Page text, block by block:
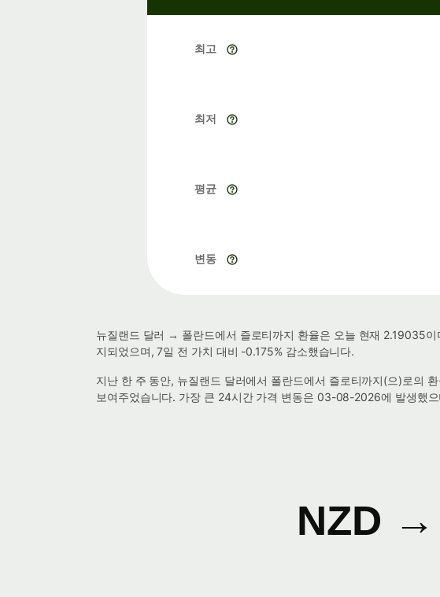
최고
최저
평균
변동
뉴질랜드 달러 → 폴란드에서 즐로티까지 환율은 오늘 현재 2.19035
지되었으며, 7일 전 가치 대비 -0.175% 감소했습니다.
지난 한 주 동안, 뉴질랜드 달러에서 폴란드에서 즐로티까지(으)로
보여주었습니다. 가장 큰 24시간 가격 변동은 03-08-2026에 발생했
NZD →